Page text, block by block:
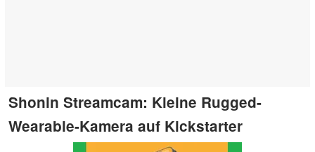
Shonin Streamcam: Kleine Rugged-
Wearable-Kamera auf Kickstarter